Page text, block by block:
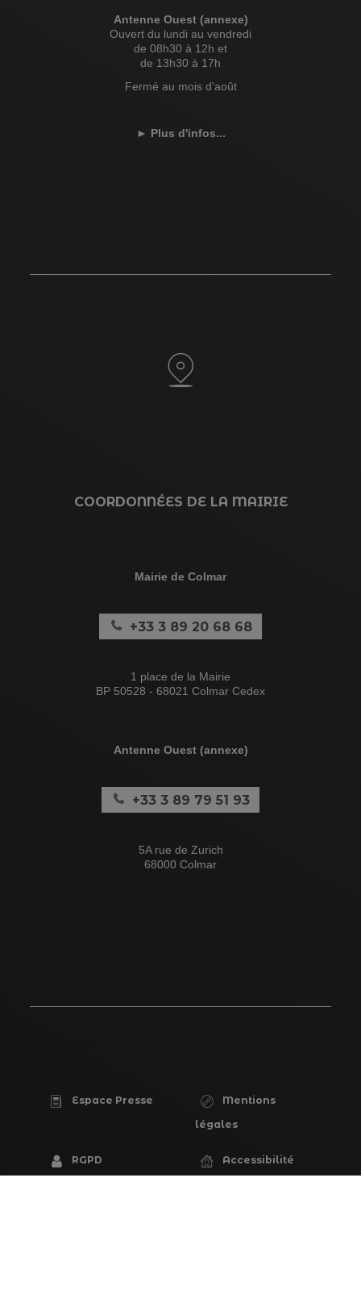
Antenne Ouest (annexe)
Ouvert du lundi au vendredi
de 08h30 à 12h et
de 13h30 à 17h
Fermé au mois d'août
► Plus d'infos...
COORDONNÉES DE LA MAIRIE
Mairie de Colmar
+33 3 89 20 68 68
1 place de la Mairie
BP 50528 - 68021 Colmar Cedex
Antenne Ouest (annexe)
+33 3 89 79 51 93
5A rue de Zurich
68000 Colmar
PIED
DE
PAGE
Espace Presse
Mentions
légales
RGPD
Accessibilité